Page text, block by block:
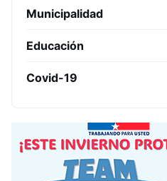
Municipalidad
Educación
Covid-19